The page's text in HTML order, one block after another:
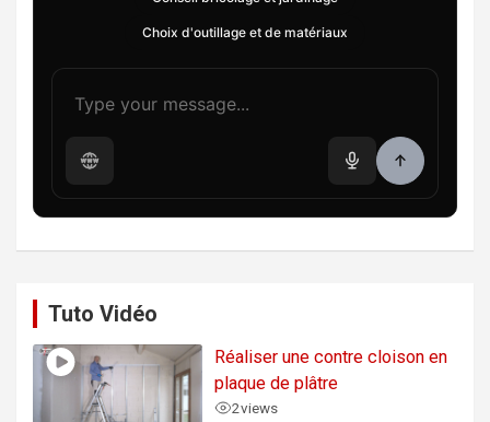
Choix d'outillage et de matériaux
Tuto Vidéo
Réaliser une contre cloison en
plaque de plâtre
2views